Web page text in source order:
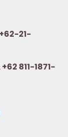
21-
811-1871-